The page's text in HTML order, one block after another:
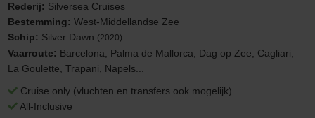
Rederij: Silversea Cruises
Bestemming:West-Middellandse Zee
Schip: Silver Dawn (2020)
Vaarroute: Barcelona, Palma de Mallorca, Dag op Zee, Cagliari,
La Goulette, Trapani, Napels...
Cruise only (vluchten en transfers ook mogelijk)
All-Inclusive